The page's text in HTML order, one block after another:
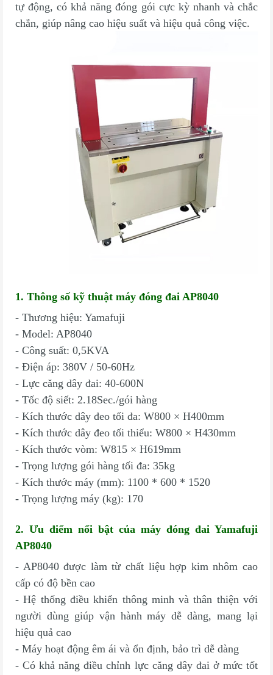
tự động, có khả năng đóng gói cực kỳ nhanh và chắc
chắn, giúp nâng cao hiệu suất và hiệu quả công việc.
1. Thông số kỹ thuật máy đóng đai AP8040
- Thương hiệu: Yamafuji
- Model: AP8040
- Công suất: 0,5KVA
- Điện áp: 380V / 50-60Hz
- Lực căng dây đai: 40-600N
- Tốc độ siết: 2.18Sec./gói hàng
- Kích thước dây đeo tối đa: W800 × H400mm
- Kích thước dây đeo tối thiểu: W800 × H430mm
- Kích thước vòm: W815 × H619mm
- Trọng lượng gói hàng tối đa: 35kg
- Kích thước máy (mm): 1100 * 600 * 1520
- Trọng lượng máy (kg): 170
2. Ưu điểm nổi bật của máy đóng đai Yamafuji
AP8040
- AP8040 được làm từ chất liệu hợp kim nhôm cao
cấp có độ bền cao
- Hệ thống điều khiển thông minh và thân thiện với
người dùng giúp vận hành máy dễ dàng, mang lại
hiệu quả cao
- Máy hoạt động êm ái và ổn định, bảo trì dễ dàng
- Có khả năng điều chỉnh lực căng dây đai ở mức tốt